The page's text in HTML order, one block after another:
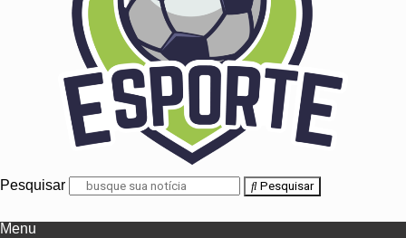
Pesquisar Pesquisar
Menu